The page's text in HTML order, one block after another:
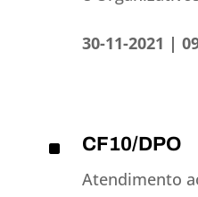
30-11-2021 |
^
CF10/DPO
Atendimento